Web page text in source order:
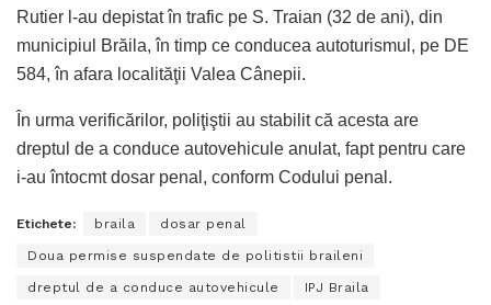
Rutier l-au depistat în trafic pe S. Traian (32 de ani), din
municipiul Brăila, în timp ce conducea autoturismul, pe DE
584, în afara localităţii Valea Cânepii.
În urma verificărilor, poliţiştii au stabilit că acesta are
dreptul de a conduce autovehicule anulat, fapt pentru care
i-au întocmt dosar penal, conform Codului penal.
Etichete: braila dosar penal
Doua permise suspendate de politistii braileni
dreptul de a conduce autovehicule IPJ Braila